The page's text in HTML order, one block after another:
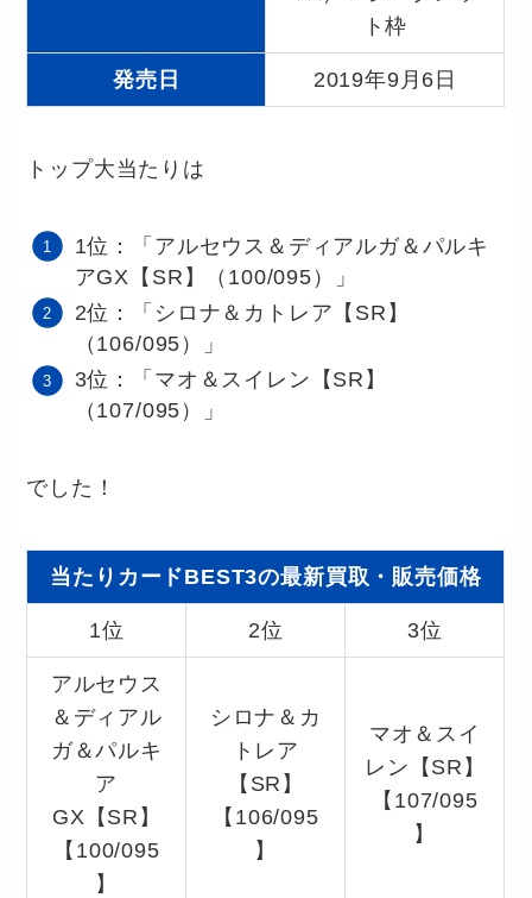
ト枠
発売日 2019年9月6日
トップ大当たりは
1位：「アルセウス＆ディアルガ＆パルキ
アGX【SR】（100/095）」
2位：「シロナ＆カトレア【SR】
（106/095）」
3位：「マオ＆スイレン【SR】
（107/095）」
でした！
当たりカードBEST3の最新買取・販売価格
1位 2位 3位
アルセウス
＆ディアル
ガ＆パルキ
ア
GX【SR】
【100/095
】
シロナ＆カ
トレア
【SR】
【106/095
】
マオ＆スイ
レン【SR】
【107/095
】